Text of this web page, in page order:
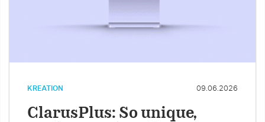
KREATION 09.06.2026
ClarusPlus: So unique,